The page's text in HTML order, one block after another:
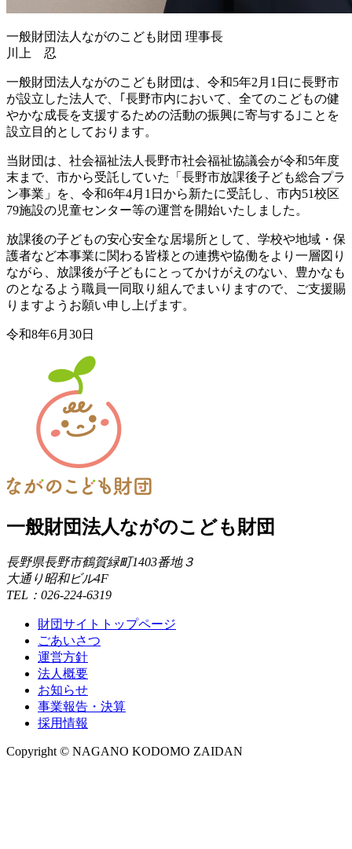
一般財団法人ながのこども財団 理事長
川上 忍
一般財団法人ながのこども財団は、令和5年2月1日に長野市
が設立した法人で、｢長野市内において、全てのこどもの健
やかな成長を支援するための活動の振興に寄与する｣ことを
設立目的としております。
当財団は、社会福祉法人長野市社会福祉協議会が令和5年度
末まで、市から受託していた「長野市放課後子ども総合プラ
ン事業」を、令和6年4月1日から新たに受託し、市内51校区
79施設の児童センター等の運営を開始いたしました。
放課後の子どもの安心安全な居場所として、学校や地域・保
護者など本事業に関わる皆様との連携や協働をより一層図り
ながら、放課後が子どもにとってかけがえのない、豊かなも
のとなるよう職員一同取り組んでまいりますので、ご支援賜
りますようお願い申し上げます。
令和8年6月30日
一般財団法人ながのこども財団
長野県長野市鶴賀緑町1403番地３
大通り昭和ビル4F
TEL：026-224-6319
財団サイトトップページ
ごあいさつ
運営方針
法人概要
お知らせ
事業報告・決算
採用情報
Copyright © NAGANO KODOMO ZAIDAN